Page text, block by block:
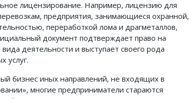
лицензирование. Например, лицензию для
предприятия, занимающиеся охранной,
переработкой лома и драгметаллов,
документ подтверждает право на
деятельности и выступает своего рода
услуг.
бизнес иных направлений, не входящих в
многие предприниматели стараются